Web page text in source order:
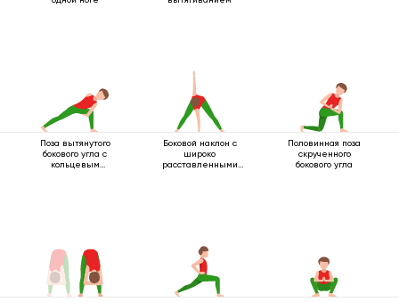
Поза вытянутого
бокового угла с
кольцевым
Боковой наклон с
широко
расставленными
Половинная поза
скрученного
бокового угла